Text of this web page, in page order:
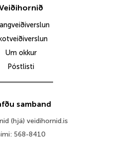
Um okkur
Póstlisti
samband
(hjá) veidihornid.is
568-8410